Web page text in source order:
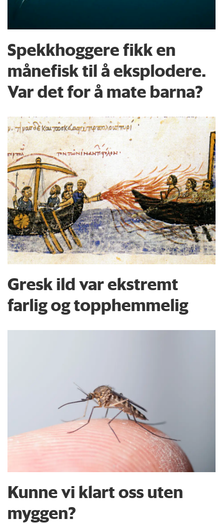
Spekkhoggere fikk en
månefisk til å eksplodere.
Var det for å mate barna?
Gresk ild var ekstremt
farlig og topphemmelig
Kunne vi klart oss uten
myggen?